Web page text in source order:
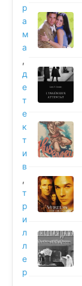
р
а
м
а
,
д
е
т
е
к
т
и
в
,
т
р
и
л
л
е
р